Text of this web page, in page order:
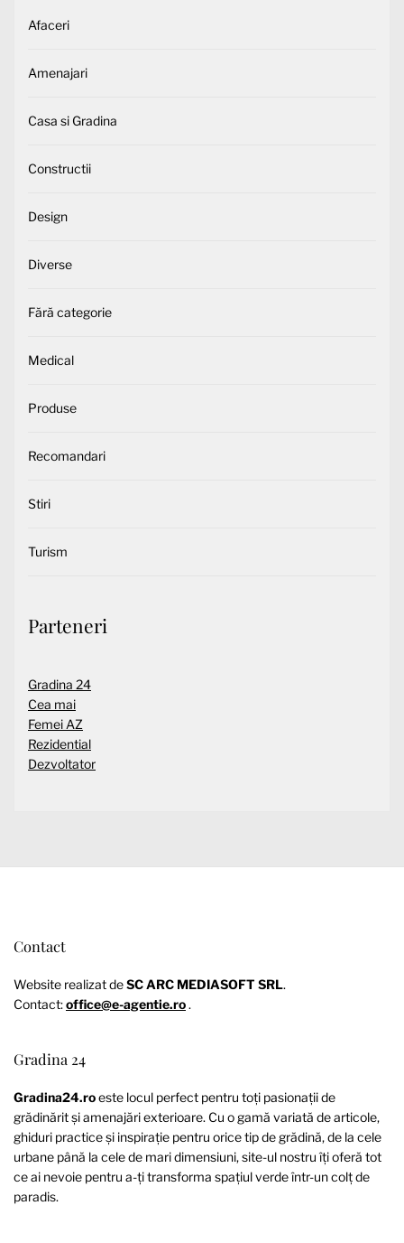
Afaceri
Amenajari
Casa si Gradina
Constructii
Design
Diverse
Fără categorie
Medical
Produse
Recomandari
Stiri
Turism
Parteneri
Gradina 24
Cea mai
Femei AZ
Rezidential
Dezvoltator
Contact
Website realizat deSC ARC MEDIASOFT SRL.
Contact:office@e-agentie.ro.
Gradina 24
Gradina24.roeste locul perfect pentru toți pasionații de
grădinărit și amenajări exterioare. Cu o gamă variată de articole,
ghiduri practice și inspirație pentru orice tip de grădină, de la cele
urbane până la cele de mari dimensiuni, site-ul nostru îți oferă tot
ce ai nevoie pentru a-ți transforma spațiul verde într-un colț de
paradis.